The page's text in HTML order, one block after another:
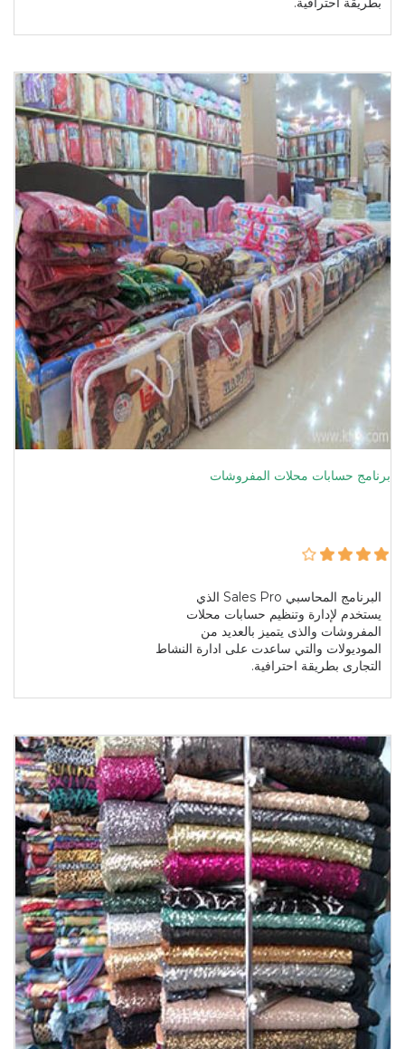
برنامج حسابات محلات المفروشات
البرنامج المحاسبي Sales Pro الذي
يستخدم لإدارة وتنظيم حسابات محلات
المفروشات والذى يتميز بالعديد من
الموديولات والتي ساعدت على ادارة النشاط
التجارى بطريقة احترافية.